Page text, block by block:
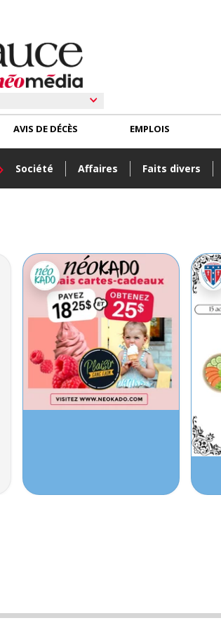
Société Affaires Faits divers
AVIS DE DÉCÈS EMPLOIS